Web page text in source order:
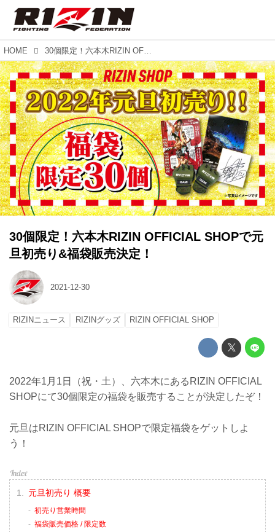
HOME 30個限定！六本木RIZIN OFFICIAL SHOPで元旦初売り&福袋販売決定！
30個限定！六本木RIZIN OFFICIAL SHOPで元
旦初売り&福袋販売決定！
2021-12-30
RIZINニュース RIZINグッズ RIZIN OFFICIAL SHOP
2022年1月1日（祝・土）、六本木にあるRIZIN OFFICIAL
SHOPにて30個限定の福袋を販売することが決定したぞ！
元旦はRIZIN OFFICIAL SHOPで限定福袋をゲットしよ
う！
元旦初売り 概要
初売り営業時間
福袋販売価格 / 限定数